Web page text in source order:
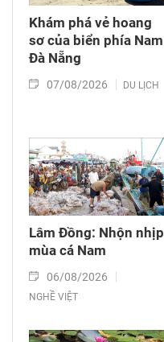
Khám phá vẻ hoang
sơ của biển phía Nam
Đà Nẵng
07/08/2026 DU LỊCH
Lâm Đồng: Nhộn nhịp
mùa cá Nam
06/08/2026
NGHỀ VIỆT